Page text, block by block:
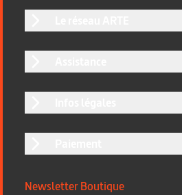
Newsletter Boutique